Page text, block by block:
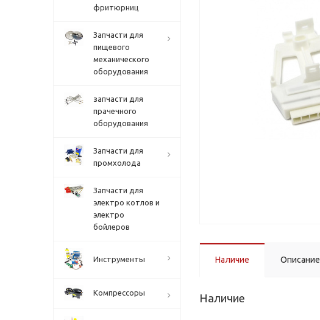
Наличие Описание
Наличие
фритюрниц
Запчасти для
пищевого
механического
оборудования
запчасти для
прачечного
оборудования
Запчасти для
промхолода
Запчасти для
электро котлов и
электро
бойлеров
Инструменты
Компрессоры